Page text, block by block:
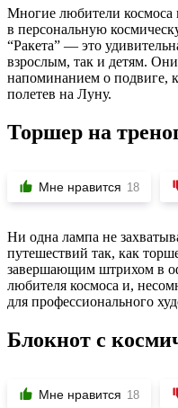
Многие любители космоса
в персональную
“Ракета” — это
взрослым, так и детям.
напоминанием о подвиге,
полетев на Луну.
Торшер на
Мне нравится 18
Ни одна лампа не
путешествий так, как
завершающим штрихом в
любителя космоса и,
для профессионального
Блокнот с
Мне нравится 18